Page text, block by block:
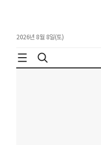
2026년 8월 8일(토)